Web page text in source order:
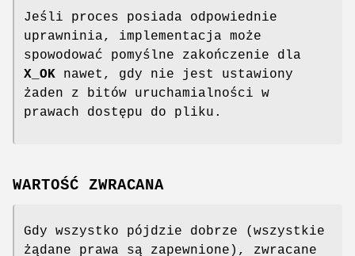
Jeśli proces posiada odpowiednie
uprawninia, implementacja może
spowodować pomyślne zakończenie dla
X_OK nawet, gdy nie jest ustawiony
żaden z bitów uruchamialności w
prawach dostępu do pliku.
WARTOŚĆ ZWRACANA
Gdy wszystko pójdzie dobrze (wszystkie
żądane prawa są zapewnione), zwracane